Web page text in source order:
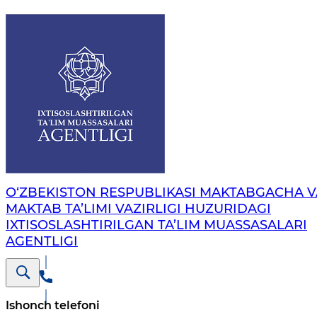
O‘ZBEKISTON RESPUBLIKASI MAKTABGACHA
MAKTAB TA’LIMI VAZIRLIGI HUZURIDAGI
IXTISOSLASHTIRILGAN TA’LIM MUASSASALARI
AGENTLIGI
Ishonch telefoni